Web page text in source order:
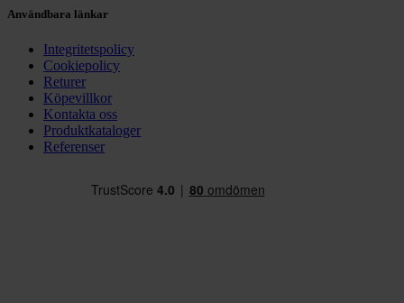
Användbara länkar
Integritetspolicy
Cookiepolicy
Returer
Köpevillkor
Kontakta oss
Produktkataloger
Referenser